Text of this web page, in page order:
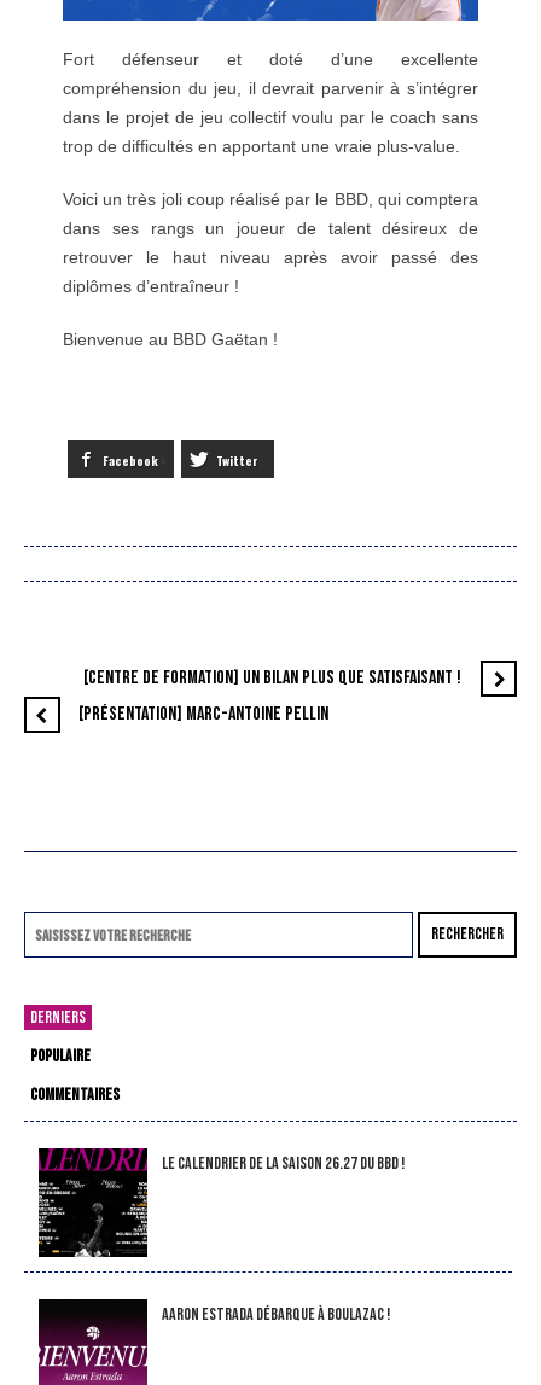
Fort défenseur et doté d’une excellente
compréhension du jeu, il devrait parvenir à s’intégrer
dans le projet de jeu collectif voulu par le coach sans
trop de difficultés en apportant une vraie plus-value.
Voici un très joli coup réalisé par le BBD, qui comptera
dans ses rangs un joueur de talent désireux de
retrouver le haut niveau après avoir passé des
diplômes d’entraîneur !
Bienvenue au BBD Gaëtan !
Facebook Twitter
[CENTRE DE FORMATION] UN BILAN PLUS QUE SATISFAISANT !
[PRÉSENTATION] MARC-ANTOINE PELLIN
RECHERCHER
DERNIERS
POPULAIRE
COMMENTAIRES
LE CALENDRIER DE LA SAISON 26.27 DU BBD !
Aaron Estrada débarque à Boulazac !